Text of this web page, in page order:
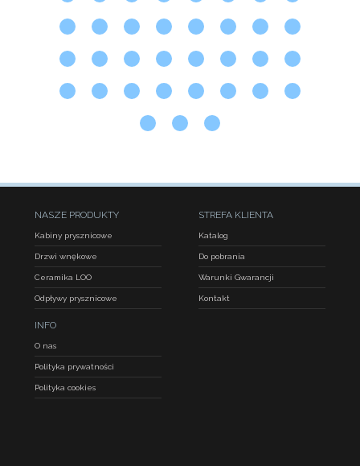
NASZE PRODUKTY
Kabiny prysznicowe
Drzwi wnękowe
Ceramika LOO
Odpływy prysznicowe
STREFA KLIENTA
Katalog
Do pobrania
Warunki Gwarancji
Kontakt
INFO
O nas
Polityka prywatności
Polityka cookies